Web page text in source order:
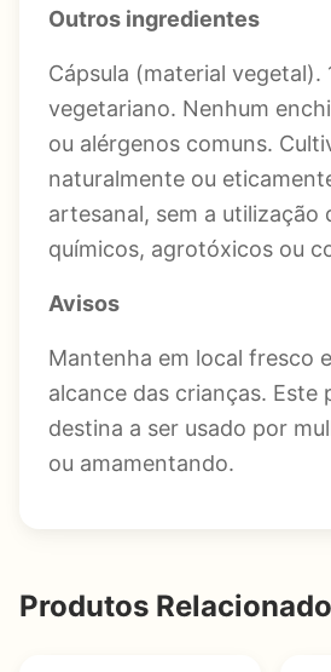
Outros ingredientes
Cápsula (material vegetal).
vegetariano. Nenhum
ou alérgenos comuns.
naturalmente ou
artesanal, sem a utilização
químicos, agrotóxicos ou
Avisos
Mantenha em local fresco
alcance das crianças. Este
destina a ser usado por
ou amamentando.
Produtos